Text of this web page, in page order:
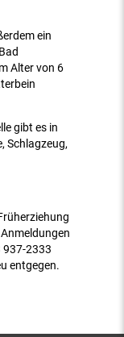
ein
Alter von 6
gibt es in
Schlagzeug,
937-2333
entgegen.